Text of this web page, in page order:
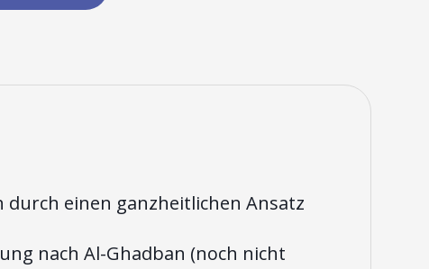
durch einen ganzheitlichen Ansatz
nach Al-Ghadban (noch nicht